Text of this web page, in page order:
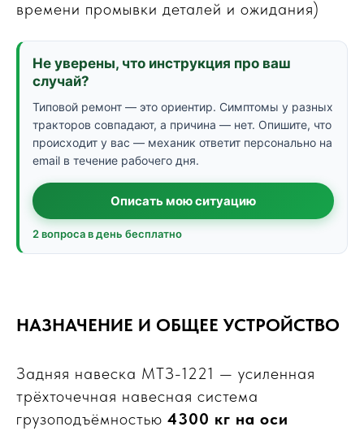
времени промывки деталей и ожидания)
Не уверены, что инструкция про ваш
случай?
Типовой ремонт — это ориентир. Симптомы у разных
тракторов совпадают, а причина — нет. Опишите, что
происходит у вас — механик ответит персонально на
email в течение рабочего дня.
Описать мою ситуацию
2 вопроса в день бесплатно
НАЗНАЧЕНИЕ И ОБЩЕЕ УСТРОЙСТВО
Задняя навеска МТЗ-1221 — усиленная
трёхточечная навесная система
грузоподъёмностью 4300 кг на оси